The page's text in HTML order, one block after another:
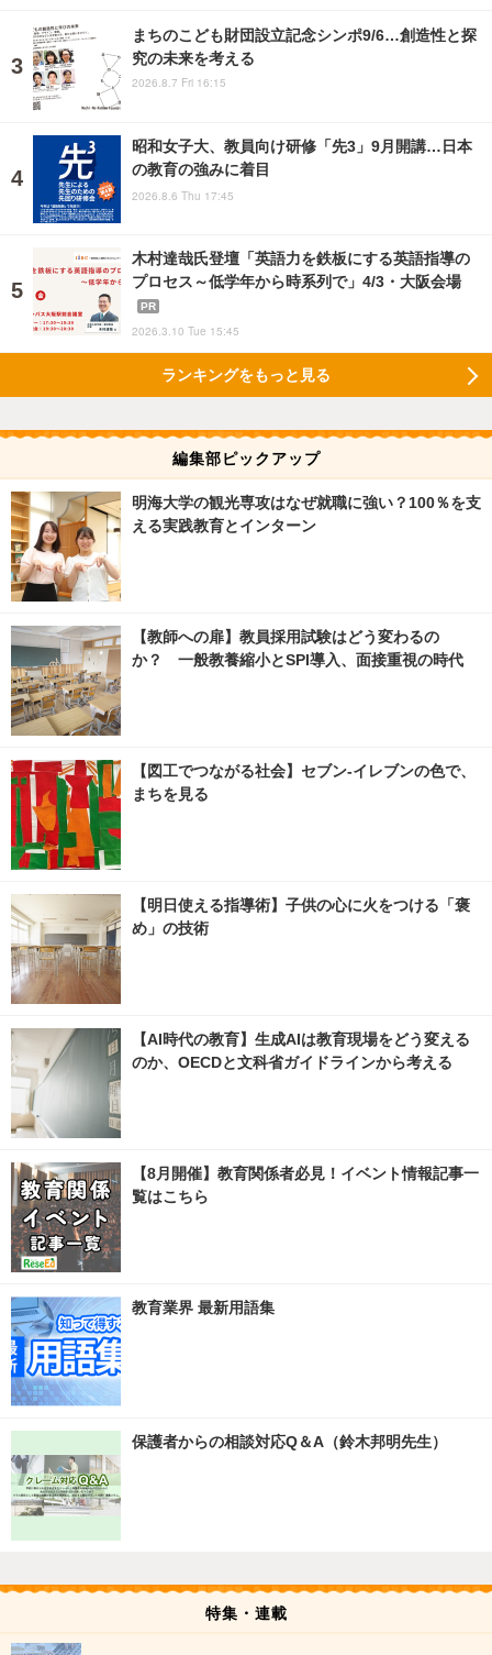
まちのこども財団設立記念シンポ9/6…創造性と探
究の未来を考える
2026.8.7 Fri 16:15
昭和女子大、教員向け研修「先3」9月開講…日本
の教育の強みに着目
2026.8.6 Thu 17:45
木村達哉氏登壇「英語力を鉄板にする英語指導の
プロセス～低学年から時系列で」4/3・大阪会場
PR
2026.3.10 Tue 15:45
ランキングをもっと見る
編集部ピックアップ
明海大学の観光専攻はなぜ就職に強い？100％を支
える実践教育とインターン
【教師への扉】教員採用試験はどう変わるの
か？ 一般教養縮小とSPI導入、面接重視の時代
【図工でつながる社会】セブン‐イレブンの色で、
まちを見る
【明日使える指導術】子供の心に火をつける「褒
め」の技術
【AI時代の教育】生成AIは教育現場をどう変える
のか、OECDと文科省ガイドラインから考える
【8月開催】教育関係者必見！イベント情報記事一
覧はこちら
教育業界 最新用語集
保護者からの相談対応Q＆A（鈴木邦明先生）
特集・連載